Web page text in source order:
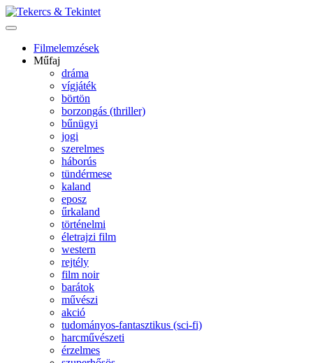
Filmelemzések
Műfaj
dráma
vígjáték
börtön
borzongás (thriller)
bűnügyi
jogi
szerelmes
háborús
tündérmese
kaland
eposz
űrkaland
történelmi
életrajzi film
western
rejtély
film noir
barátok
művészi
akció
tudományos-fantasztikus (sci-fi)
harcművészeti
érzelmes